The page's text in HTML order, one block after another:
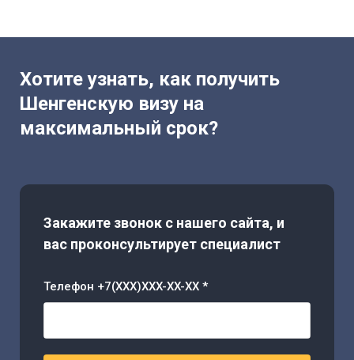
Хотите узнать, как получить
Шенгенскую визу на
максимальный срок?
Закажите звонок с нашего сайта, и
вас проконсультирует специалист
Телефон +7(XXX)XXX-XX-XX *